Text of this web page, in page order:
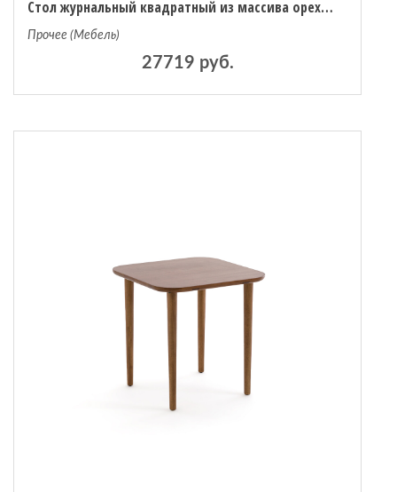
Стол журнальный квадратный из массива орехового дерева Marlo единый размер каштановый
Прочее (Мебель)
27719 руб.